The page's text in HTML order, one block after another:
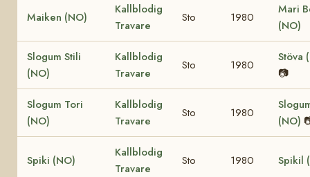
Maiken (NO)
Kallblodig
Travare
Sto 1980
Mari
(NO)
Slogum Stili
(NO)
Kallblodig
Travare
Sto 1980
Stöva
📷
Slogum Tori
(NO)
Kallblodig
Travare
Sto 1980
(NO)
Spiki (NO)
Kallblodig
Travare
Sto 1980 Spikil